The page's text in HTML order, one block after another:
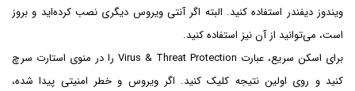
ویندوز دیفندر استفاده کنید. البته اگر آنتی ویروس دیگری نصب کرده‌اید و بروز
است، می‌توانید از آن نیز استفاده کنید.
برای اسکن سریع، عبارت Virus & Threat Protection را در منوی استارت سرچ
کنید و روی اولین نتیجه کلیک کنید. اگر ویروس و خطر امنیتی پیدا شده،